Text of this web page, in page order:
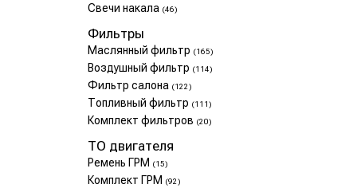
Свечи накала (46)
Фильтры
Маслянный фильтр (165)
Воздушный фильтр (114)
Фильтр салона (122)
Топливный фильтр (111)
Комплект фильтров (20)
ТО двигателя
Ремень ГРМ (15)
Комплект ГРМ (92)